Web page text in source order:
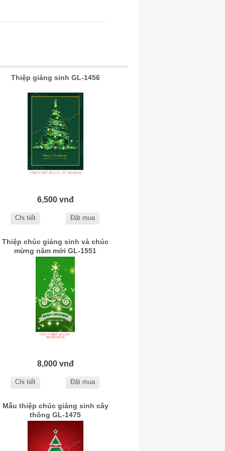
Thiệp giáng sinh GL-1456
6,500 vnđ
Chi tiết Đặt mua
Thiệp chúc giáng sinh và chúc
mừng năm mới GL-1551
8,000 vnđ
Chi tiết Đặt mua
Mẫu thiệp chúc giáng sinh cây
thông GL-1475